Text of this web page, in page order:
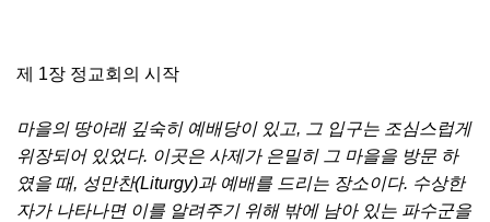
제 1장 정교회의 시작
마을의 땅아래 깊숙히 예배당이 있고, 그 입구는 조심스럽게
위장되어 있었다. 이곳은 사제가 은밀히 그 마을을 방문 하
였을 때, 성만찬(Liturgy)과 예배를 드리는 장소이다. 수상한
자가 나타나면 이를 알려주기 위해 밖에 남아 있는 파수군을